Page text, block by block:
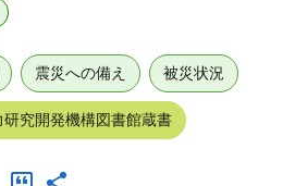
震災への備え 被災状況
研究開発機構図書館蔵書